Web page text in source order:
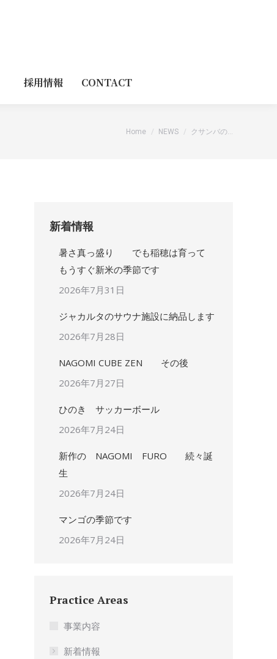
採用情報 CONTACT
You are here:
Home NEWS クサンバの…
新着情報
暑さ真っ盛り でも稲穂は育って
もうすぐ新米の季節です
2026年7月31日
ジャカルタのサウナ施設に納品します
2026年7月28日
NAGOMI CUBE ZEN その後
2026年7月27日
ひのき サッカーボール
2026年7月24日
新作の NAGOMI FURO 続々誕
生
2026年7月24日
マンゴの季節です
2026年7月24日
Practice Areas
事業内容
新着情報